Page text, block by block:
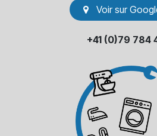
Voir sur
+41 (0)79 784